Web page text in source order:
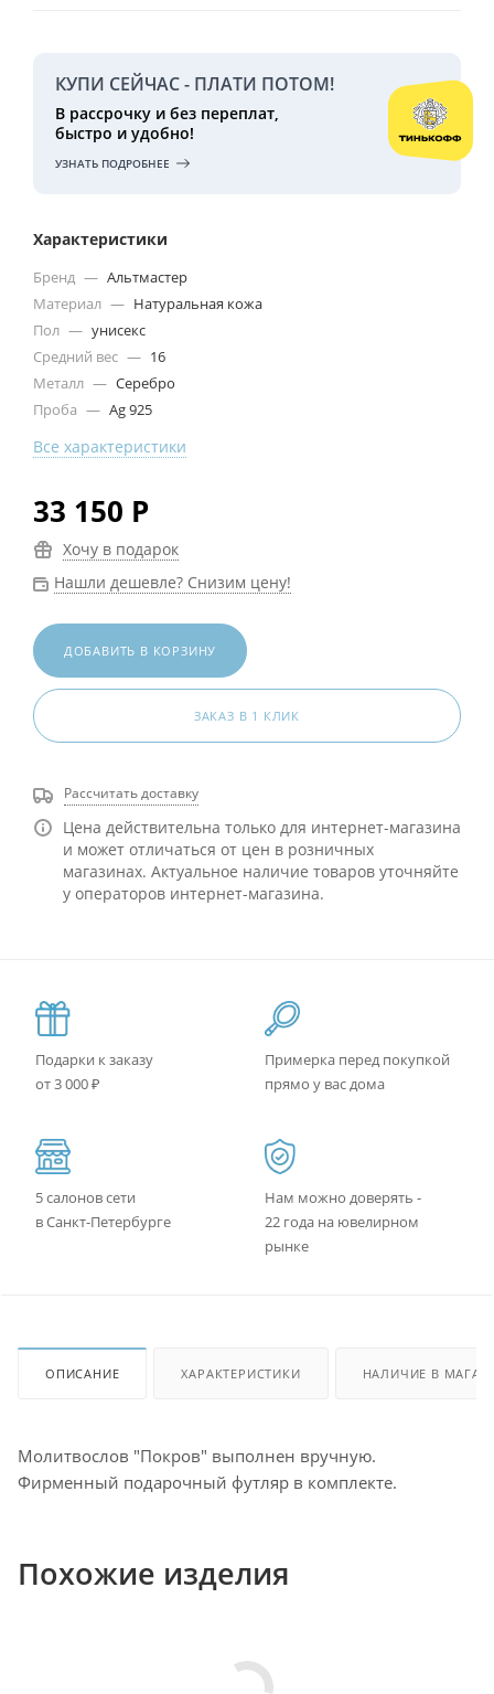
КУПИ СЕЙЧАС - ПЛАТИ ПОТОМ!
В рассрочку и без переплат,
быстро и удобно!
УЗНАТЬ ПОДРОБНЕЕ
Характеристики
Бренд — Альтмастер
Материал — Натуральная кожа
Пол — унисекс
Средний вес — 16
Металл — Серебро
Проба — Ag 925
Все характеристики
33 150 Р
Хочу в подарок
Нашли дешевле? Снизим цену!
ДОБАВИТЬ В КОРЗИНУ
ЗАКАЗ В 1 КЛИК
Рассчитать доставку
Цена действительна только для интернет-магазина
и может отличаться от цен в розничных
магазинах. Актуальное наличие товаров уточняйте
у операторов интернет-магазина.
Подарки к заказу
от 3 000 ₽
Примерка перед покупкой
прямо у вас дома
5 салонов сети
в Санкт-Петербурге
Нам можно доверять -
22 года на ювелирном
рынке
ОПИСАНИЕ ХАРАКТЕРИСТИКИ НАЛИЧИЕ В
Молитвослов "Покров" выполнен вручную.
Фирменный подарочный футляр в комплекте.
Похожие изделия